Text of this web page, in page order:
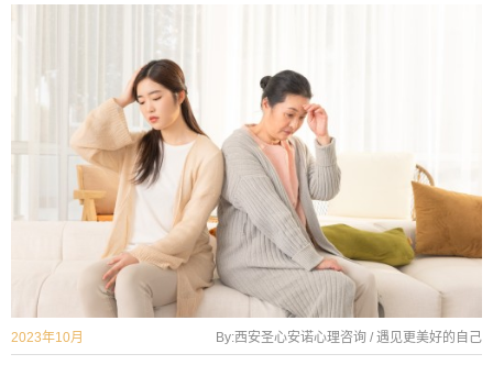
2023年10月 By:西安圣心安诺心理咨询 / 遇见更美好的自己